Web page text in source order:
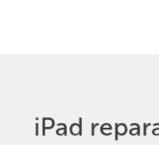
iPad